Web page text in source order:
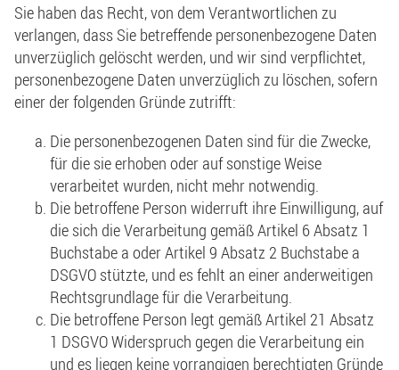
Sie haben das Recht, von dem Verantwortlichen zu
verlangen, dass Sie betreffende personenbezogene Daten
unverzüglich gelöscht werden, und wir sind verpflichtet,
personenbezogene Daten unverzüglich zu löschen, sofern
einer der folgenden Gründe zutrifft:
Die personenbezogenen Daten sind für die Zwecke,
für die sie erhoben oder auf sonstige Weise
verarbeitet wurden, nicht mehr notwendig.
Die betroffene Person widerruft ihre Einwilligung, auf
die sich die Verarbeitung gemäß Artikel 6 Absatz 1
Buchstabe a oder Artikel 9 Absatz 2 Buchstabe a
DSGVO stützte, und es fehlt an einer anderweitigen
Rechtsgrundlage für die Verarbeitung.
Die betroffene Person legt gemäß Artikel 21 Absatz
1 DSGVO Widerspruch gegen die Verarbeitung ein
und es liegen keine vorrangigen berechtigten Gründe